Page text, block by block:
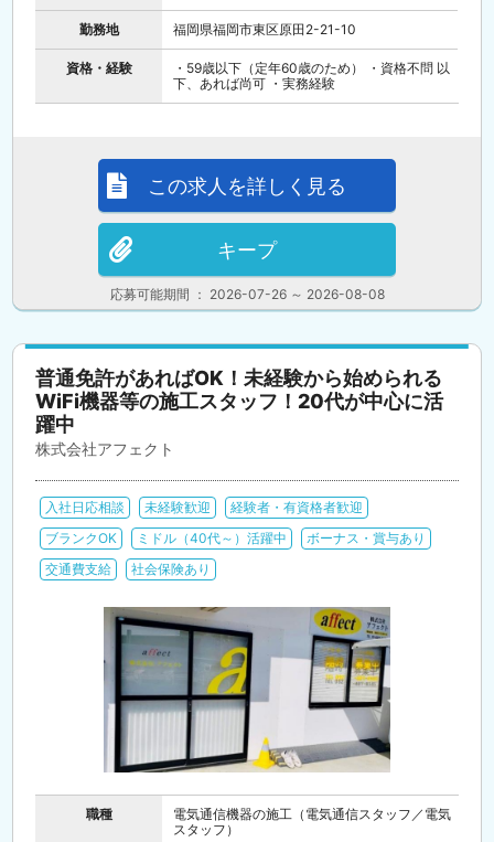
勤務地 福岡県福岡市東区原田2-21-10
資格・経験
・59歳以下（定年60歳のため） ・資格不問 以
下、あれば尚可 ・実務経験
応募可能期間 ： 2026-07-26 ～ 2026-08-08
この求人を詳しく見る
キープ
普通免許があればOK！未経験から始められる
WiFi機器等の施工スタッフ！20代が中心に活
躍中
株式会社アフェクト
入社日応相談 未経験歓迎
経験者・有資格者歓迎
ブランクOK
ミドル（40代～）活躍中
ボーナス・賞与あり
交通費支給
社会保険あり
職種
電気通信機器の施工（電気通信スタッフ／電気
スタッフ）